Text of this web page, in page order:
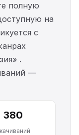
полную
на
с
.
—
380